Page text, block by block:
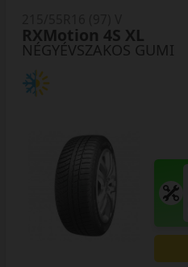
NÉGYÉVSZAKOS GUMI
RXMotion 4S XL